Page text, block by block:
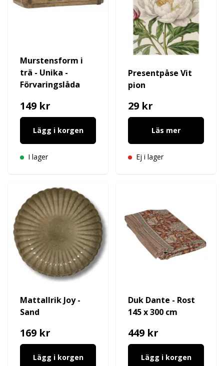
Murstensform i
trä - Unika -
Förvaringslåda
149 kr
Lägg i korgen
I lager
Presentpåse Vit
pion
29 kr
Läs mer
Ej i lager
Mattallrik Joy -
Sand
169 kr
Lägg i korgen
Duk Dante - Rost
145 x 300 cm
449 kr
Lägg i korgen